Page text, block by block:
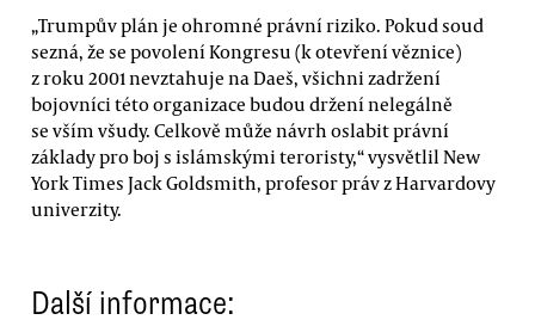
„Trumpův plán je ohromné právní riziko. Pokud soud
sezná, že se povolení Kongresu (k otevření věznice)
z roku 2001 nevztahuje na Daeš, všichni zadržení
bojovníci této organizace budou držení nelegálně
se vším všudy. Celkově může návrh oslabit právní
základy pro boj s islámskými teroristy,“ vysvětlil New
York Times Jack Goldsmith, profesor práv z Harvardovy
univerzity.
Další informace: